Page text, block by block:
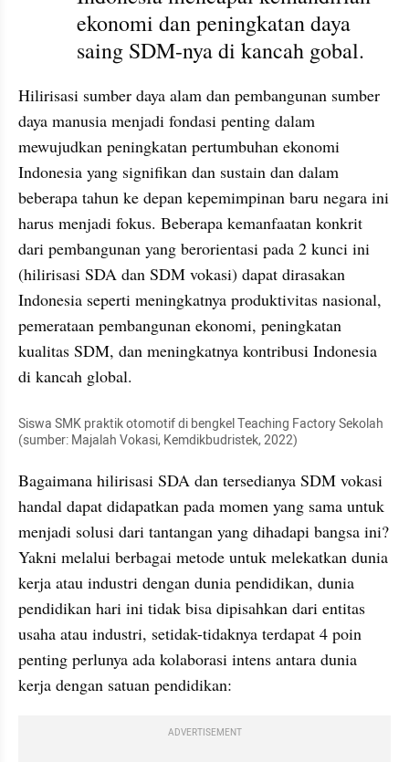
ekonomi dan peningkatan daya
saing SDM-nya di kancah gobal.
Hilirisasi sumber daya alam dan pembangunan sumber
daya manusia menjadi fondasi penting dalam
mewujudkan peningkatan pertumbuhan ekonomi
Indonesia yang signifikan dan sustain dan dalam
beberapa tahun ke depan kepemimpinan baru negara ini
harus menjadi fokus. Beberapa kemanfaatan konkrit
dari pembangunan yang berorientasi pada 2 kunci ini
(hilirisasi SDA dan SDM vokasi) dapat dirasakan
Indonesia seperti meningkatnya produktivitas nasional,
pemerataan pembangunan ekonomi, peningkatan
kualitas SDM, dan meningkatnya kontribusi Indonesia
di kancah global.
Siswa SMK praktik otomotif di bengkel Teaching Factory Sekolah
(sumber: Majalah Vokasi, Kemdikbudristek, 2022)
Bagaimana hilirisasi SDA dan tersedianya SDM vokasi
handal dapat didapatkan pada momen yang sama untuk
menjadi solusi dari tantangan yang dihadapi bangsa ini?
Yakni melalui berbagai metode untuk melekatkan dunia
kerja atau industri dengan dunia pendidikan, dunia
pendidikan hari ini tidak bisa dipisahkan dari entitas
usaha atau industri, setidak-tidaknya terdapat 4 poin
penting perlunya ada kolaborasi intens antara dunia
kerja dengan satuan pendidikan:
ADVERTISEMENT